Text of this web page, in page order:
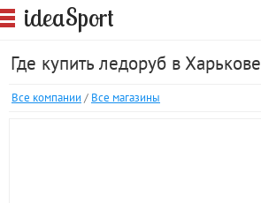
ideaSport
Где купить ледоруб в Харькове
Все компании / Все магазины